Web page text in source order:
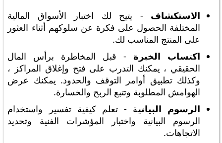
الاستكشاف - يتيح لك اختبار الأسواق المالية
المختلفة الحصول على فكرة عن سلوكهم أثناء العثور
على المنتج المناسب لك.
اكتساب الخبرة- قبل المخاطرة برأس المال
الحقيقي ، يمكنك التدرب على فتح وإغلاق المراكز ،
وكذلك تطبيق أوامر التوقف والحدود. يمكنك عرض
الهوامش المطلوبة وتتبع الربح والخسارة.
الرسوم البيانية - تعلم كيفية تفسير واستخدام
الرسوم البيانية واختبار المؤشرات الفنية وتحديد
الاتجاهات.